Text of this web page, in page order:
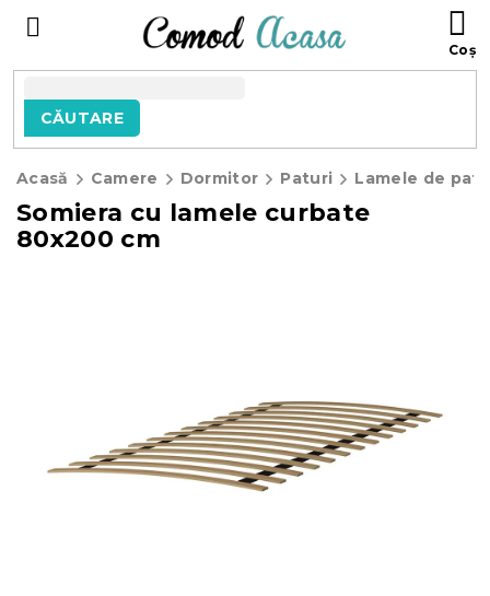
CĂUTARE
Acasă Camere Dormitor Paturi Lamele de pat
Somiera cu lamele curbate
80x200 cm